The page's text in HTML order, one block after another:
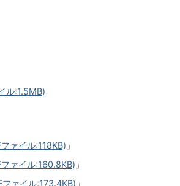
ル:1.5MB)
ァイル:118KB) 」
ァイル:160.8KB) 」
ァイル:173.4KB) 」